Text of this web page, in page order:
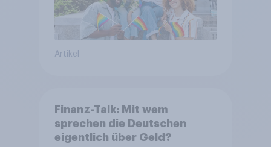
Artikel
Finanz-Talk: Mit wem
sprechen die Deutschen
eigentlich über Geld?